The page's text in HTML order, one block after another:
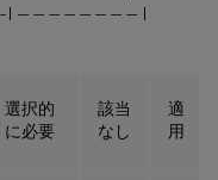
| ———————— |
選択的
に必要
該当
なし
適
用